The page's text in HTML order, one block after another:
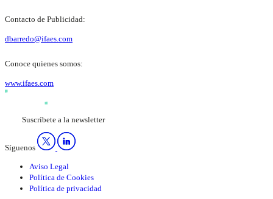
Contacto de Publicidad:
dbarredo@ifaes.com
Conoce quienes somos:
www.ifaes.com
Suscríbete a la newsletter
Síguenos
Aviso Legal
Política de Cookies
Política de privacidad